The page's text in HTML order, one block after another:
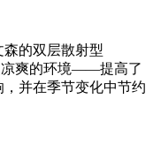
的双层散射型
凉爽的环境——提高了
并在季节变化中节约